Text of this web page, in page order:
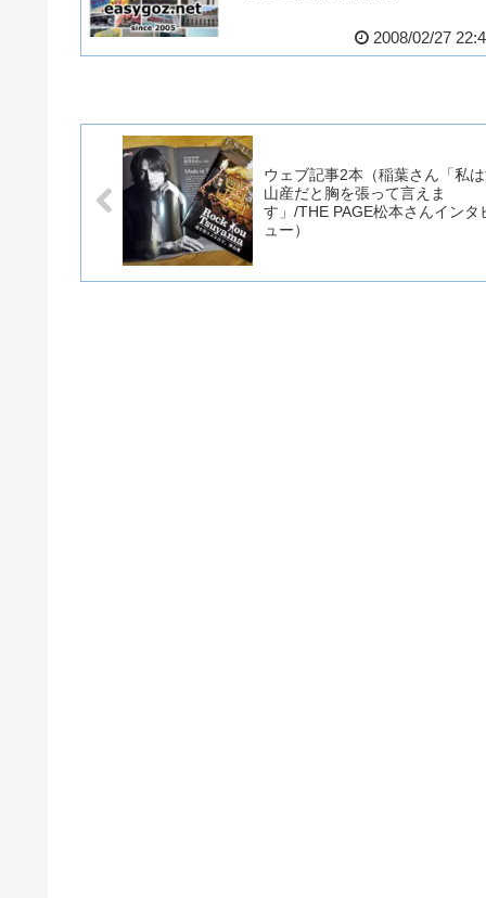
2008/02/27
ウェブ記事2本（稲葉さん「私
山産だと胸を張って言えま
す」/THE PAGE松本さんインタ
ュー）